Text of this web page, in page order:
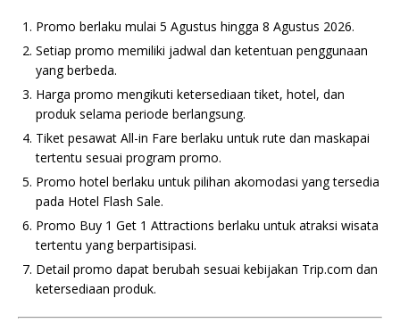
Promo berlaku mulai 5 Agustus hingga 8 Agustus 2026.
Setiap promo memiliki jadwal dan ketentuan penggunaan
yang berbeda.
Harga promo mengikuti ketersediaan tiket, hotel, dan
produk selama periode berlangsung.
Tiket pesawat All-in Fare berlaku untuk rute dan maskapai
tertentu sesuai program promo.
Promo hotel berlaku untuk pilihan akomodasi yang tersedia
pada Hotel Flash Sale.
Promo Buy 1 Get 1 Attractions berlaku untuk atraksi wisata
tertentu yang berpartisipasi.
Detail promo dapat berubah sesuai kebijakan Trip.com dan
ketersediaan produk.